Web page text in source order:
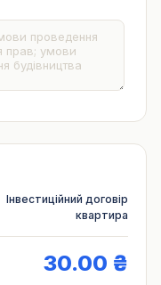
Інвестиційний договір
квартира
30.00 ₴